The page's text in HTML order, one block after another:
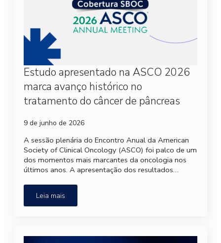
Estudo apresentado na ASCO 2026
marca avanço histórico no
tratamento do câncer de pâncreas
9 de junho de 2026
A sessão plenária do Encontro Anual da American
Society of Clinical Oncology (ASCO) foi palco de um
dos momentos mais marcantes da oncologia nos
últimos anos. A apresentação dos resultados…
Leia mais